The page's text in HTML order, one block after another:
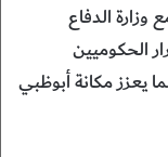
الدفاع
الحكوميين
يعزز مكانة أبوظبي